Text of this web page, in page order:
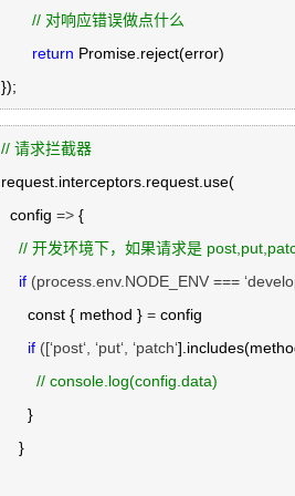
// 对响应错误做点什么
return Promise.reject(error)
});
// 请求拦截器
request.interceptors.request.use(
  config
=> {
// 开发环境下，如果请求是
if (process.env.NODE_ENV ===
      const { method }
= config
if ([‘post‘, ‘put‘, ‘patch‘
// console.log(config.data)